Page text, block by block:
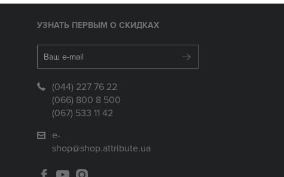
УЗНАТЬ ПЕРВЫМ О СКИДКАХ
(044) 227 76 22
(066) 800 8 500
(067) 533 11 42
e-
shop@shop.attribute.ua